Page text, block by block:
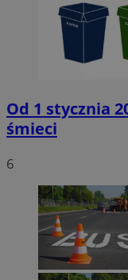
Od 1 stycznia
śmieci
6